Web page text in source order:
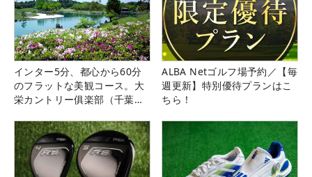
インター5分、都心から60分
のフラットな美観コース。大
栄カントリー俱楽部（千葉
ALBA Netゴルフ場予約／【毎
週更新】特別優待プランはこ
ちら！